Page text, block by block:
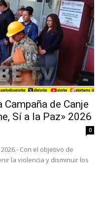
de Canje
Sí a la Paz» 2026
0
Con el objetivo de
la violencia y disminuir los